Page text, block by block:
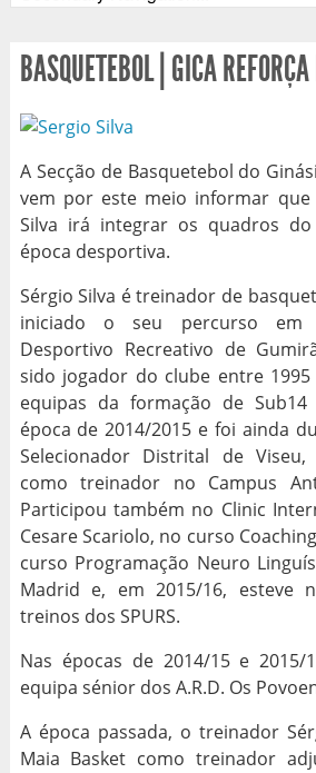
BASQUETEBOL | GICA
A Secção de Basquetebol do
vem por este meio informar
Silva irá integrar os quadros
época desportiva.
Sérgio Silva é treinador de
iniciado o seu percurso em
Desportivo Recreativo de
sido jogador do clube entre 1995
equipas da formação de
época de 2014/2015 e foi ainda
Selecionador Distrital de
como treinador no Campus
Participou também no Clinic
Cesare Scariolo, no curso
curso Programação Neuro
Madrid e, em 2015/16, esteve
treinos dos SPURS.
Nas épocas de 2014/15 e
equipa sénior dos A.R.D. Os
A época passada, o treinador
Maia Basket como treinador